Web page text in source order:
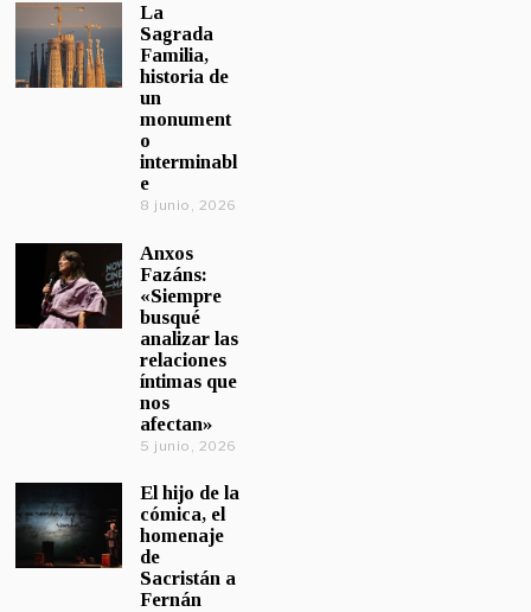
La
Sagrada
Familia,
historia de
un
monument
o
interminabl
e
8 junio, 2026
Anxos
Fazáns:
«Siempre
busqué
analizar las
relaciones
íntimas que
nos
afectan»
5 junio, 2026
El hijo de la
cómica, el
homenaje
de
Sacristán a
Fernán